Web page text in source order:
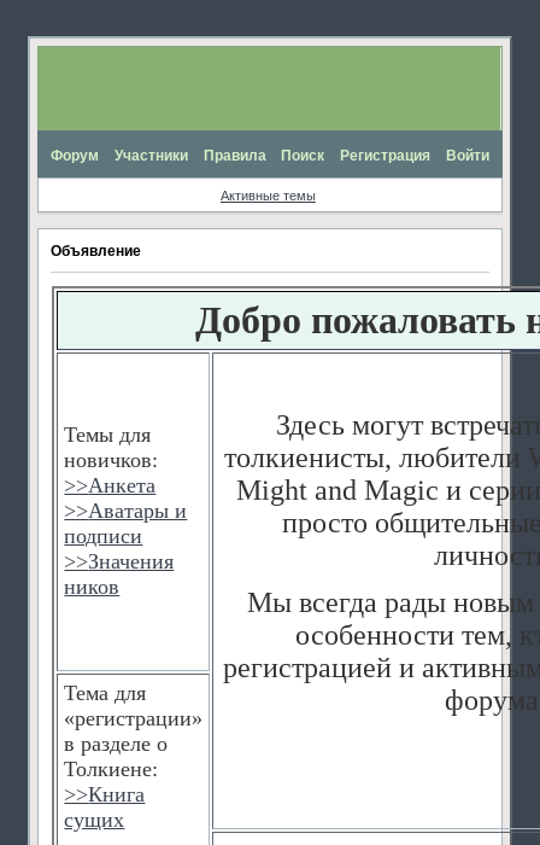
Форум Участники Правила Поиск Регистрация Войти
Активные темы
Объявление
Добро пожаловать
Темы для
новичков:
>>Анкета
>>Аватары и
подписи
>>Значения
ников
Здесь могут
толкиенисты, любители
Might and Magic и
просто
Мы всегда рады новым
особенности тем,
регистрацией и
Тема для
«регистрации»
в разделе о
Толкиене:
>>Книга
сущих